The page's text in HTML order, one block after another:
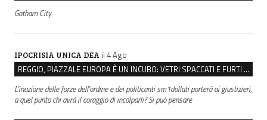
Gotham City
IPOCRISIA UNICA DEA il 4 Ago
REGGIO, PIAZZALE EUROPA È UN INCUBO: VETRI SPACCATI E FURTI SULLE AUTO IN SOSTA
L'inazione delle forze dell'ordine e dei politicanti sm1dollati porterà ai giustizieri,
a quel punto chi avrà il coraggio di incolparli? Si può pensare